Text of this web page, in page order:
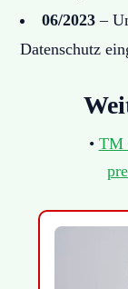
06/2023 –
Datenschutz
• TM